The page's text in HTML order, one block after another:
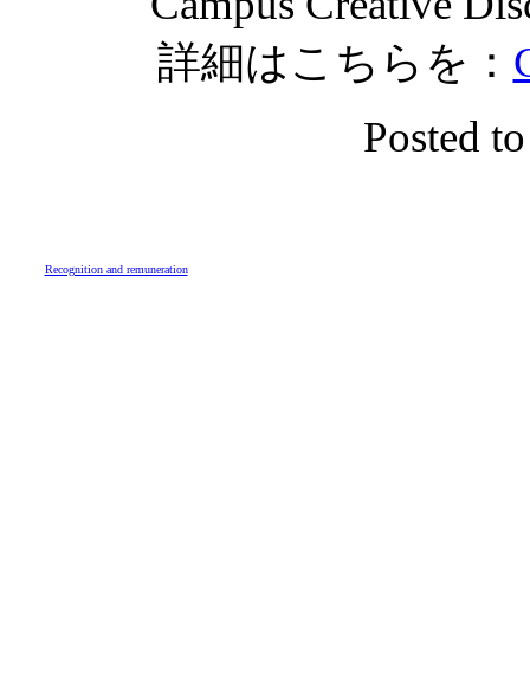
詳細はこちらを：
Posted
Recognition and remuneration